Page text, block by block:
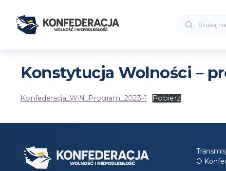
Konstytucja Wolności –
Konfederacja_WiN_Program_2023-1 Pobierz
O